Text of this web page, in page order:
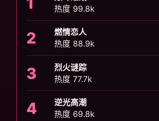
热度 99.8k
2
燃情恋人
热度 88.9k
3
烈火谜踪
热度 77.7k
4
逆光高潮
热度 69.8k